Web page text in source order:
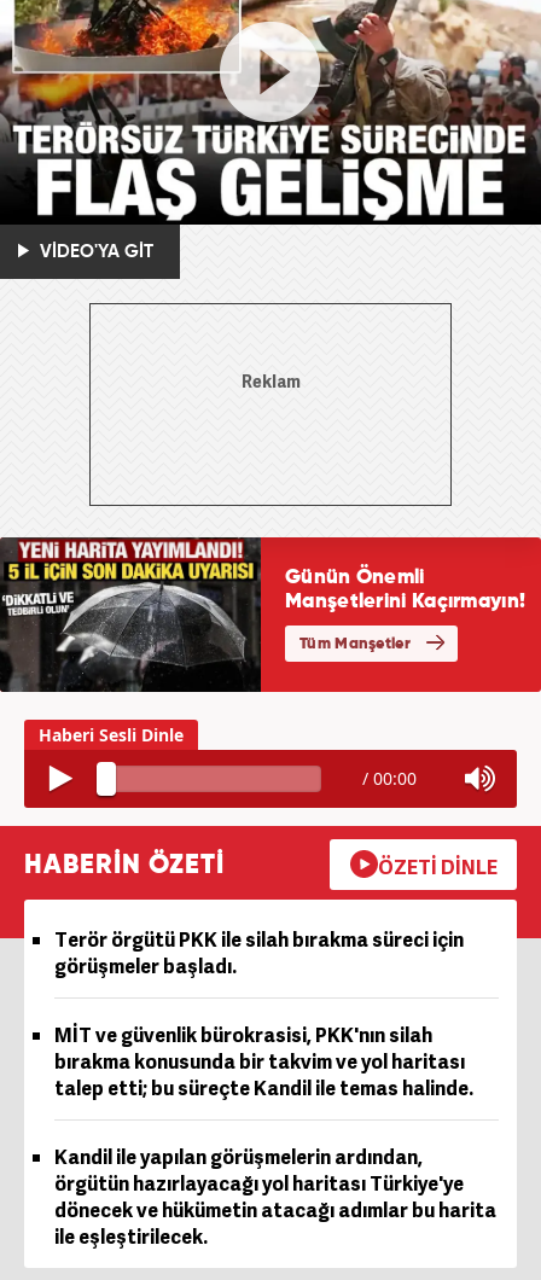
VİDEO'YA GİT
/ 00:00
HABERİN ÖZETİ ÖZETİ DİNLE
Terör örgütü PKK ile silah bırakma süreci için
görüşmeler başladı.
MİT ve güvenlik bürokrasisi, PKK'nın silah
bırakma konusunda bir takvim ve yol haritası
talep etti; bu süreçte Kandil ile temas halinde.
Kandil ile yapılan görüşmelerin ardından,
örgütün hazırlayacağı yol haritası Türkiye'ye
dönecek ve hükümetin atacağı adımlar bu harita
ile eşleştirilecek.